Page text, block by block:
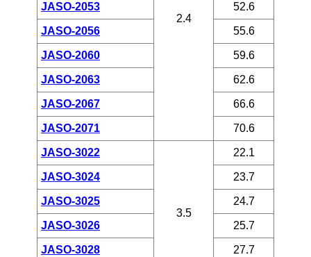
2.4
JASO-2053 52.6
JASO-2056 55.6
JASO-2060 59.6
JASO-2063 62.6
JASO-2067 66.6
JASO-2071 70.6
JASO-3022
3.5
22.1
JASO-3024 23.7
JASO-3025 24.7
JASO-3026 25.7
JASO-3028 27.7